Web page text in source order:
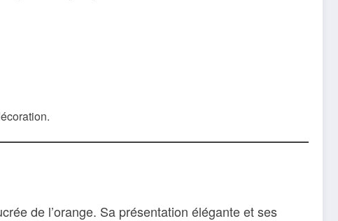
de l’orange. Sa présentation élégante et ses